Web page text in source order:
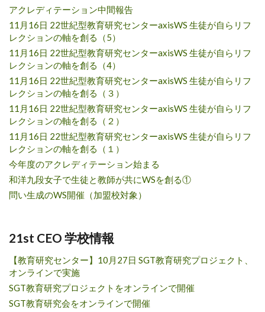
アクレディテーション中間報告
11月16日 22世紀型教育研究センターaxisWS 生徒が自らリフ
レクションの軸を創る（5）
11月16日 22世紀型教育研究センターaxisWS 生徒が自らリフ
レクションの軸を創る（4）
11月16日 22世紀型教育研究センターaxisWS 生徒が自らリフ
レクションの軸を創る（３）
11月16日 22世紀型教育研究センターaxisWS 生徒が自らリフ
レクションの軸を創る（２）
11月16日 22世紀型教育研究センターaxisWS 生徒が自らリフ
レクションの軸を創る（１）
今年度のアクレディテーション始まる
和洋九段女子で生徒と教師が共にWSを創る①
問い生成のWS開催（加盟校対象）
21st CEO 学校情報
【教育研究センター】10月27日 SGT教育研究プロジェクト、
オンラインで実施
SGT教育研究プロジェクトをオンラインで開催
SGT教育研究会をオンラインで開催